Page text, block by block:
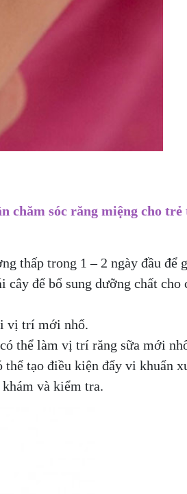
chăm sóc răng miệng cho
thấp trong 1 – 2 ngày đầu để
cây để bổ sung dưỡng chất
vị trí mới nhổ.
thể làm vị trí răng sữa mới
thể tạo điều kiện đẩy vi khuẩn
và kiểm tra.